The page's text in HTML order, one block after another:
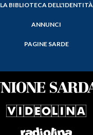
LA BIBLIOTECA DELL'IDENTITÀ
ANNUNCI
PAGINE SARDE